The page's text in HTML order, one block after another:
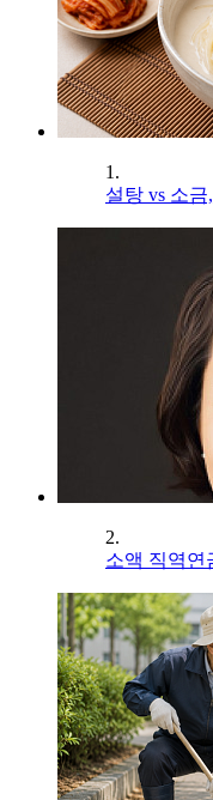
1.
설탕 vs 소
2.
소액 직역연